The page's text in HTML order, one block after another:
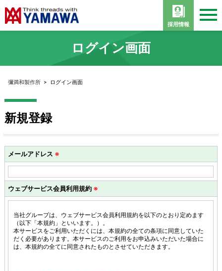
採用情報
ログイン画面
彌満和製作所 > ログイン画面
新規登録
メールアドレス ※
ウェブサービス会員利用規約 ※
当社グループは、ウェブサービス会員利用規約を以下のとおり定めます
（以下「本規約」といいます。）。
本サービスをご利用いただくには、本規約の全ての条項に同意していた
だく必要があります。本サービスのご利用をお申込みいただいた場合に
は、本規約の全てに同意されたものとさせていただきます。